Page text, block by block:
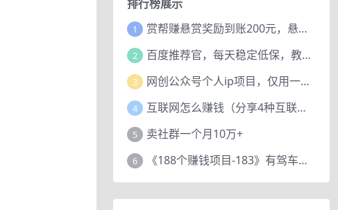
排行榜展示
1 赏帮赚悬赏奖励到账200元，悬赏任务多劳多得，人人可做。
2 百度推荐官，每天稳定低保，教程赠上
3 网创公众号个人ip项目，仅用一篇文章做到全网引流！
4 互联网怎么赚钱（分享4种互联网赚钱模式）
5 卖社群一个月10万+
6 《188个赚钱项目-183》有驾车评项目，动动小手，复制粘贴赚44元！